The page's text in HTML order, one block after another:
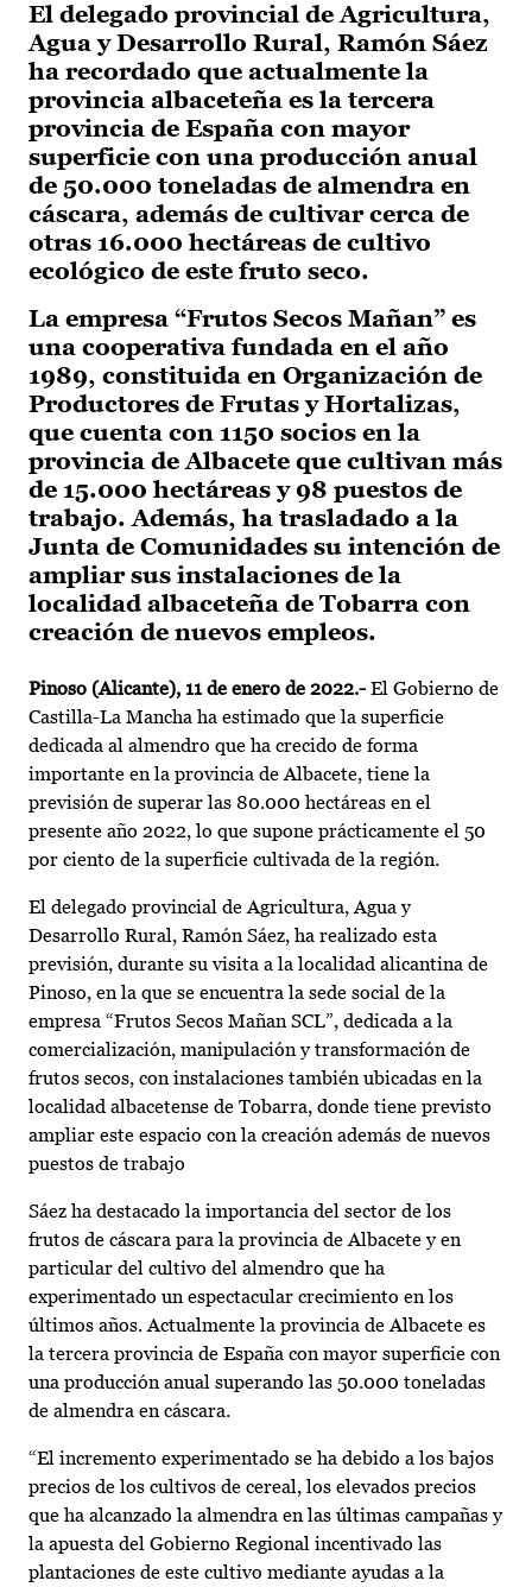
El delegado provincial de Agricultura,
Agua y Desarrollo Rural, Ramón Sáez
ha recordado que actualmente la
provincia albaceteña es la tercera
provincia de España con mayor
superficie con una producción anual
de 50.000 toneladas de almendra en
cáscara, además de cultivar cerca de
otras 16.000 hectáreas de cultivo
ecológico de este fruto seco.
La empresa “Frutos Secos Mañan” es
una cooperativa fundada en el año
1989, constituida en Organización de
Productores de Frutas y Hortalizas,
que cuenta con 1150 socios en la
provincia de Albacete que cultivan más
de 15.000 hectáreas y 98 puestos de
trabajo. Además, ha trasladado a la
Junta de Comunidades su intención de
ampliar sus instalaciones de la
localidad albaceteña de Tobarra con
creación de nuevos empleos.
Pinoso (Alicante), 11 de enero de 2022.- El Gobierno de
Castilla-La Mancha ha estimado que la superficie
dedicada al almendro que ha crecido de forma
importante en la provincia de Albacete, tiene la
previsión de superar las 80.000 hectáreas en el
presente año 2022, lo que supone prácticamente el 50
por ciento de la superficie cultivada de la región.
El delegado provincial de Agricultura, Agua y
Desarrollo Rural, Ramón Sáez, ha realizado esta
previsión, durante su visita a la localidad alicantina de
Pinoso, en la que se encuentra la sede social de la
empresa “Frutos Secos Mañan SCL”, dedicada a la
comercialización, manipulación y transformación de
frutos secos, con instalaciones también ubicadas en la
localidad albacetense de Tobarra, donde tiene previsto
ampliar este espacio con la creación además de nuevos
puestos de trabajo
Sáez ha destacado la importancia del sector de los
frutos de cáscara para la provincia de Albacete y en
particular del cultivo del almendro que ha
experimentado un espectacular crecimiento en los
últimos años. Actualmente la provincia de Albacete es
la tercera provincia de España con mayor superficie con
una producción anual superando las 50.000 toneladas
de almendra en cáscara.
“El incremento experimentado se ha debido a los bajos
precios de los cultivos de cereal, los elevados precios
que ha alcanzado la almendra en las últimas campañas y
la apuesta del Gobierno Regional incentivado las
plantaciones de este cultivo mediante ayudas a la